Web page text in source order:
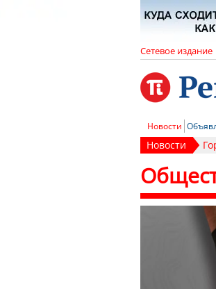
Сетевое издание
Новости
Новости